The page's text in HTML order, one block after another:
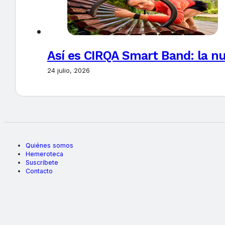
Así es CIRQA Smart Band: la
24 julio, 2026
Quiénes somos
Hemeroteca
Suscríbete
Contacto